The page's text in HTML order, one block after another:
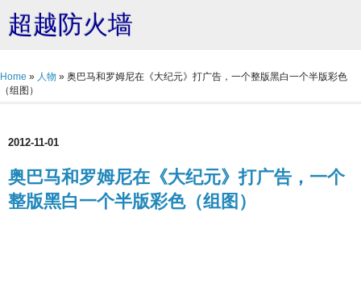
超越防火墙
Home » 人物 » 奥巴马和罗姆尼在《大纪元》打广告，一个整版黑白一个半版彩色
（组图）
2012-11-01
奥巴马和罗姆尼在《大纪元》打广告，一个
整版黑白一个半版彩色（组图）